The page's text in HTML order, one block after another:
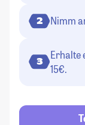
2 Nimm
3
Erhalte
15€.